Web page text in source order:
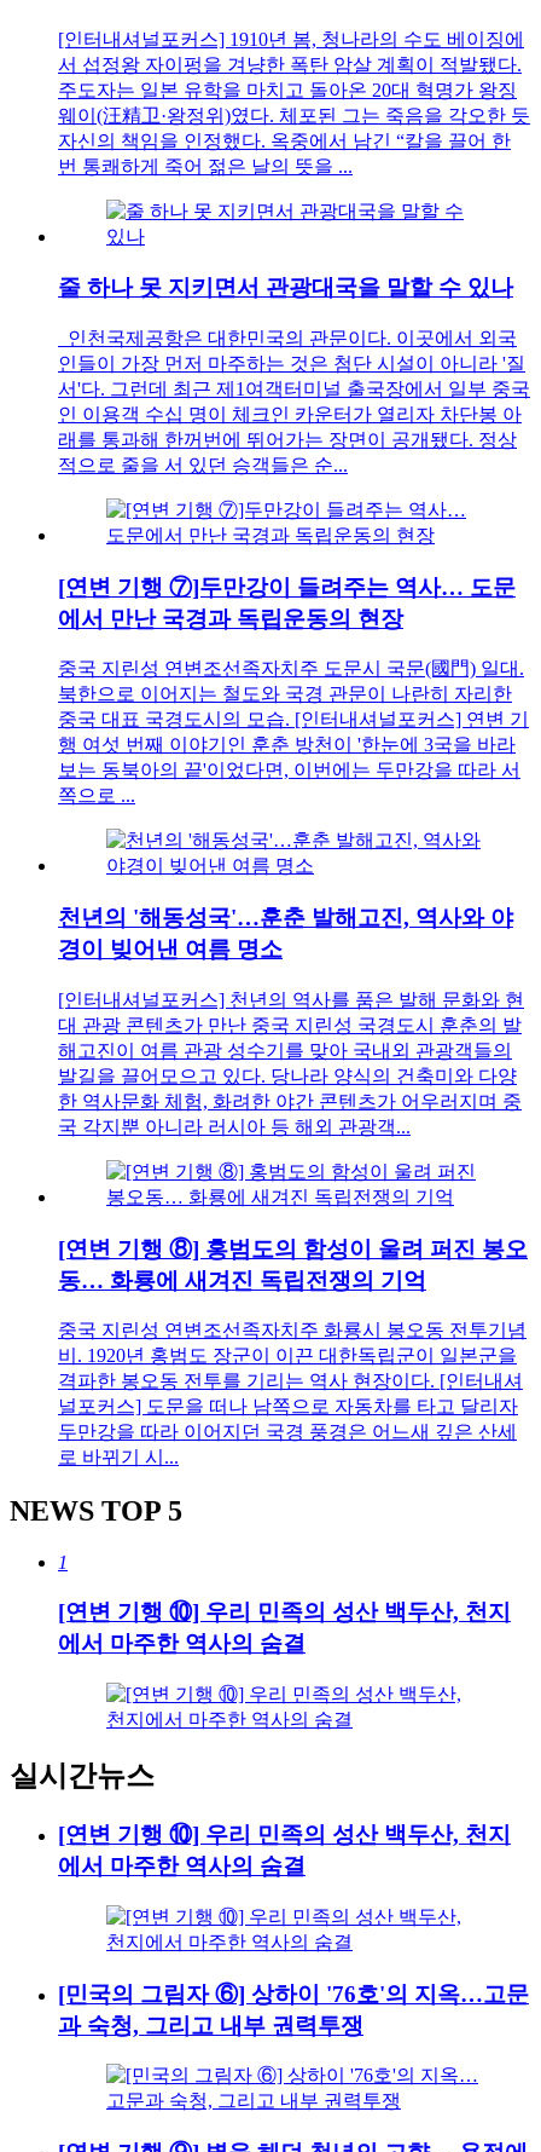
[인터내셔널포커스] 1910년 봄, 청나라의 수도 베이징에
서 섭정왕 자이펑을 겨냥한 폭탄 암살 계획이 적발됐다.
주도자는 일본 유학을 마치고 돌아온 20대 혁명가 왕징
웨이(汪精卫·왕정위)였다. 체포된 그는 죽음을 각오한 듯
자신의 책임을 인정했다. 옥중에서 남긴 “칼을 끌어 한
번 통쾌하게 죽어 젊은 날의 뜻을 ...
줄 하나 못 지키면서 관광대국을 말할 수 있나
인천국제공항은 대한민국의 관문이다. 이곳에서 외국
인들이 가장 먼저 마주하는 것은 첨단 시설이 아니라 '질
서'다. 그런데 최근 제1여객터미널 출국장에서 일부 중국
인 이용객 수십 명이 체크인 카운터가 열리자 차단봉 아
래를 통과해 한꺼번에 뛰어가는 장면이 공개됐다. 정상
적으로 줄을 서 있던 승객들은 순...
[연변 기행 ⑦]두만강이 들려주는 역사… 도문
에서 만난 국경과 독립운동의 현장
중국 지린성 연변조선족자치주 도문시 국문(國門) 일대.
북한으로 이어지는 철도와 국경 관문이 나란히 자리한
중국 대표 국경도시의 모습. [인터내셔널포커스] 연변 기
행 여섯 번째 이야기인 훈춘 방천이 '한눈에 3국을 바라
보는 동북아의 끝'이었다면, 이번에는 두만강을 따라 서
쪽으로 ...
천년의 '해동성국'…훈춘 발해고진, 역사와 야
경이 빚어낸 여름 명소
[인터내셔널포커스] 천년의 역사를 품은 발해 문화와 현
대 관광 콘텐츠가 만난 중국 지린성 국경도시 훈춘의 발
해고진이 여름 관광 성수기를 맞아 국내외 관광객들의
발길을 끌어모으고 있다. 당나라 양식의 건축미와 다양
한 역사문화 체험, 화려한 야간 콘텐츠가 어우러지며 중
국 각지뿐 아니라 러시아 등 해외 관광객...
[연변 기행 ⑧] 홍범도의 함성이 울려 퍼진 봉오
동… 화룡에 새겨진 독립전쟁의 기억
중국 지린성 연변조선족자치주 화룡시 봉오동 전투기념
비. 1920년 홍범도 장군이 이끈 대한독립군이 일본군을
격파한 봉오동 전투를 기리는 역사 현장이다. [인터내셔
널포커스] 도문을 떠나 남쪽으로 자동차를 타고 달리자
두만강을 따라 이어지던 국경 풍경은 어느새 깊은 산세
로 바뀌기 시...
NEWS TOP 5
1
[연변 기행 ⑩] 우리 민족의 성산 백두산, 천지
에서 마주한 역사의 숨결
실시간뉴스
[연변 기행 ⑩] 우리 민족의 성산 백두산, 천지
에서 마주한 역사의 숨결
[민국의 그림자 ⑥] 상하이 '76호'의 지옥…고문
과 숙청, 그리고 내부 권력투쟁